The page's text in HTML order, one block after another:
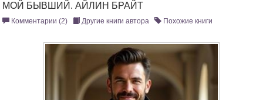
МОЙ БЫВШИЙ. АЙЛИН БРАЙТ
Комментарии (2) Другие книги автора Похожие книги